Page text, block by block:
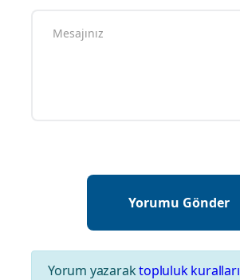
Yorum yazaraktopluluk